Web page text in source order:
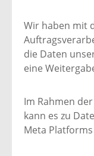
Wir haben mit
die Daten
eine
Im Rahmen
kann es zu
Meta